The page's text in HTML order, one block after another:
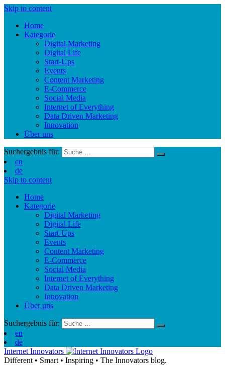
Skip to content
Home
Kategorie
Digital Marketing
Digital Life
Start-Ups
Events
Content Marketing
E-Commerce
Social Media
Internet of Everything
Data Driven Marketing
Innovation
Über uns
Suchergebnis für:
en
de
Skip to content
Home
Kategorie
Digital Marketing
Digital Life
Start-Ups
Events
Content Marketing
E-Commerce
Social Media
Internet of Everything
Data Driven Marketing
Innovation
Über uns
Suchergebnis für:
en
de
Internet Innovators
Different • Smart • Inspiring • The Innovators blog.